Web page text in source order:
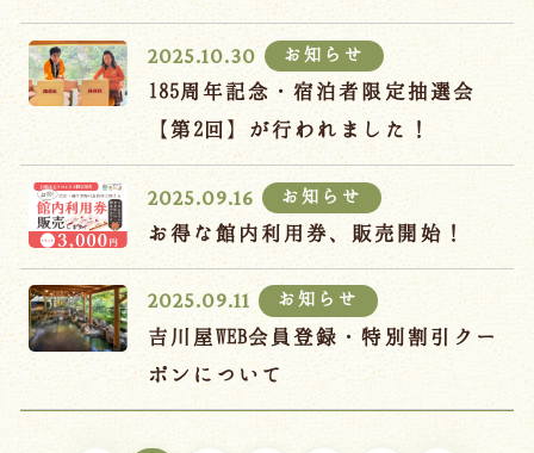
2025.10.30 お知らせ
185周年記念・宿泊者限定抽選会
【第2回】が行われました！
2025.09.16 お知らせ
お得な館内利用券、販売開始！
2025.09.11 お知らせ
吉川屋WEB会員登録・特別割引クー
ポンについて